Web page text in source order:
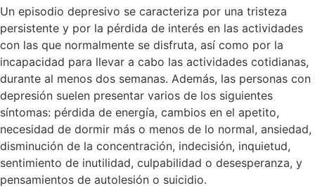
Un episodio depresivo se caracteriza por una tristeza
persistente y por la pérdida de interés en las actividades
con las que normalmente se disfruta, así como por la
incapacidad para llevar a cabo las actividades cotidianas,
durante al menos dos semanas. Además, las personas con
depresión suelen presentar varios de los siguientes
síntomas: pérdida de energía, cambios en el apetito,
necesidad de dormir más o menos de lo normal, ansiedad,
disminución de la concentración, indecisión, inquietud,
sentimiento de inutilidad, culpabilidad o desesperanza, y
pensamientos de autolesión o suicidio.